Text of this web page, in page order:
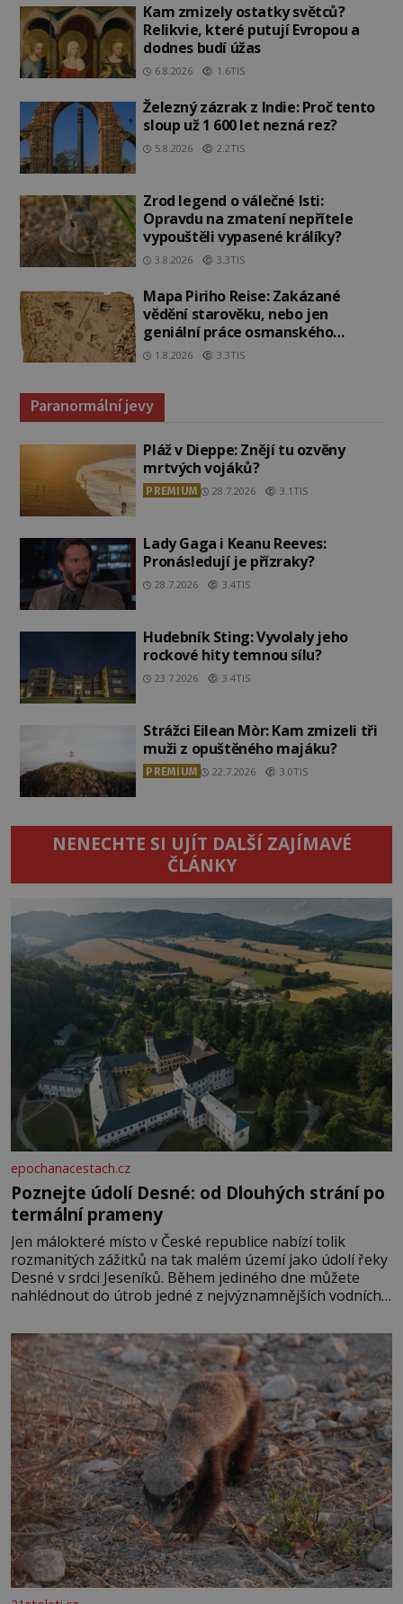
Kam zmizely ostatky světců?
Relikvie, které putují Evropou a
dodnes budí úžas
6.8.2026 1.6TIS
Železný zázrak z Indie: Proč tento
sloup už 1 600 let nezná rez?
5.8.2026 2.2TIS
Zrod legend o válečné lsti:
Opravdu na zmatení nepřítele
vypouštěli vypasené králíky?
3.8.2026 3.3TIS
Mapa Piriho Reise: Zakázané
vědění starověku, nebo jen
geniální práce osmanského
admirála?
1.8.2026 3.3TIS
Paranormální jevy
Pláž v Dieppe: Znějí tu ozvěny
mrtvých vojáků?
PREMIUM 28.7.2026 3.1TIS
Lady Gaga i Keanu Reeves:
Pronásledují je přízraky?
28.7.2026 3.4TIS
Hudebník Sting: Vyvolaly jeho
rockové hity temnou sílu?
23.7.2026 3.4TIS
Strážci Eilean Mòr: Kam zmizeli tři
muži z opuštěného majáku?
PREMIUM 22.7.2026 3.0TIS
NENECHTE SI UJÍT DALŠÍ ZAJÍMAVÉ
ČLÁNKY
epochanacestach.cz
Poznejte údolí Desné: od Dlouhých strání po
termální prameny
Jen málokteré místo v České republice nabízí tolik
rozmanitých zážitků na tak malém území jako údolí řeky
Desné v srdci Jeseníků. Během jediného dne můžete
nahlédnout do útrob jedné z nejvýznamnějších vodních
se na koloběžce a den zakončit poznáváním památek ve
Velkých Losinách nebo v termálním